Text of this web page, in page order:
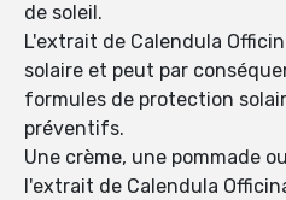
de soleil.
L'extrait de Calendula
solaire et peut par
formules de protection
préventifs.
Une crème, une pommade
l'extrait de Calendula